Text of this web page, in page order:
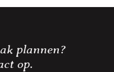
plannen?
op.